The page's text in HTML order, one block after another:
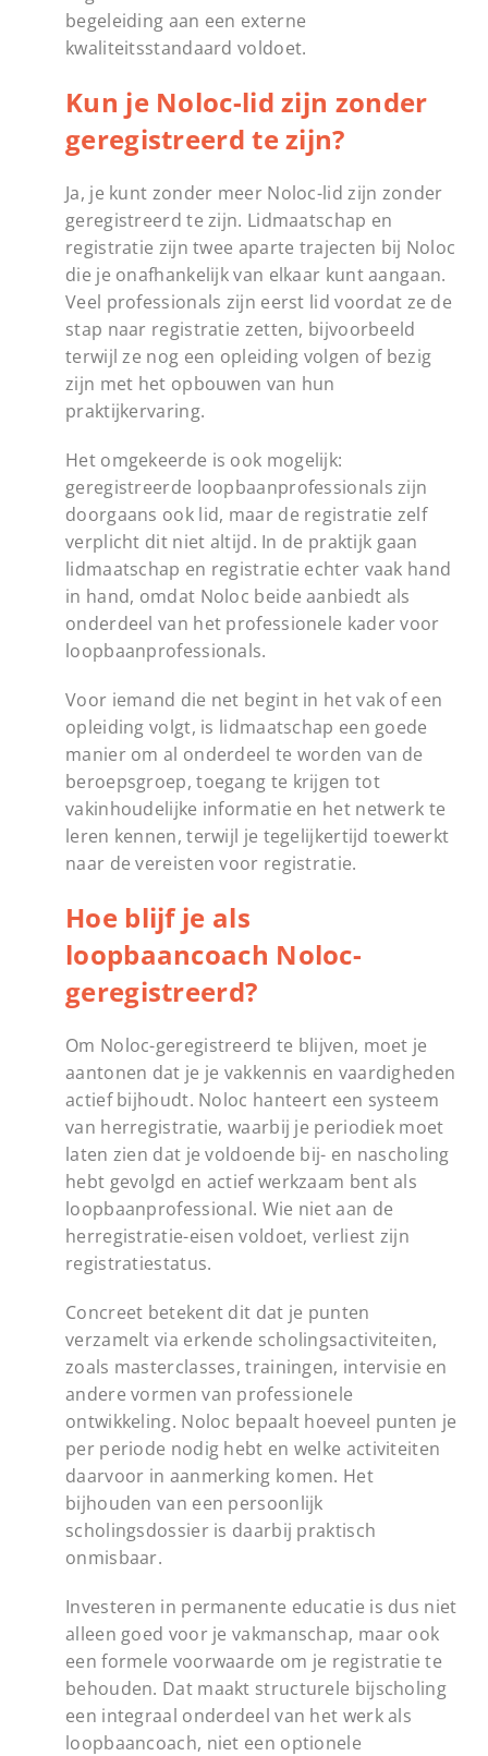
begeleiding aan een externe
kwaliteitsstandaard voldoet.
Kun je Noloc-lid zijn zonder
geregistreerd te zijn?
Ja, je kunt zonder meer Noloc-lid zijn zonder
geregistreerd te zijn. Lidmaatschap en
registratie zijn twee aparte trajecten bij Noloc
die je onafhankelijk van elkaar kunt aangaan.
Veel professionals zijn eerst lid voordat ze de
stap naar registratie zetten, bijvoorbeeld
terwijl ze nog een opleiding volgen of bezig
zijn met het opbouwen van hun
praktijkervaring.
Het omgekeerde is ook mogelijk:
geregistreerde loopbaanprofessionals zijn
doorgaans ook lid, maar de registratie zelf
verplicht dit niet altijd. In de praktijk gaan
lidmaatschap en registratie echter vaak hand
in hand, omdat Noloc beide aanbiedt als
onderdeel van het professionele kader voor
loopbaanprofessionals.
Voor iemand die net begint in het vak of een
opleiding volgt, is lidmaatschap een goede
manier om al onderdeel te worden van de
beroepsgroep, toegang te krijgen tot
vakinhoudelijke informatie en het netwerk te
leren kennen, terwijl je tegelijkertijd toewerkt
naar de vereisten voor registratie.
Hoe blijf je als
loopbaancoach Noloc-
geregistreerd?
Om Noloc-geregistreerd te blijven, moet je
aantonen dat je je vakkennis en vaardigheden
actief bijhoudt. Noloc hanteert een systeem
van herregistratie, waarbij je periodiek moet
laten zien dat je voldoende bij- en nascholing
hebt gevolgd en actief werkzaam bent als
loopbaanprofessional. Wie niet aan de
herregistratie-eisen voldoet, verliest zijn
registratiestatus.
Concreet betekent dit dat je punten
verzamelt via erkende scholingsactiviteiten,
zoals masterclasses, trainingen, intervisie en
andere vormen van professionele
ontwikkeling. Noloc bepaalt hoeveel punten je
per periode nodig hebt en welke activiteiten
daarvoor in aanmerking komen. Het
bijhouden van een persoonlijk
scholingsdossier is daarbij praktisch
onmisbaar.
Investeren in permanente educatie is dus niet
alleen goed voor je vakmanschap, maar ook
een formele voorwaarde om je registratie te
behouden. Dat maakt structurele bijscholing
een integraal onderdeel van het werk als
loopbaancoach, niet een optionele